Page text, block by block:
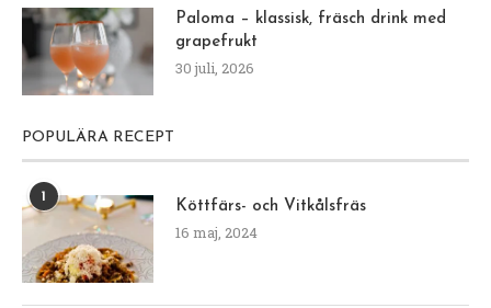
Paloma – klassisk, fräsch drink med
grapefrukt
30 juli, 2026
POPULÄRA RECEPT
1
Köttfärs- och Vitkålsfräs
16 maj, 2024